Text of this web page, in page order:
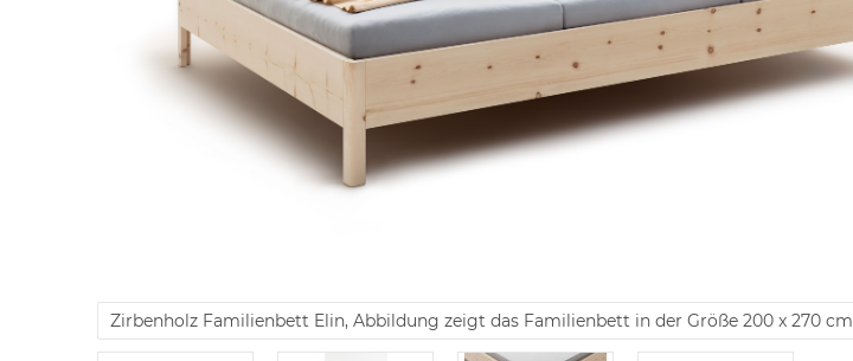
Zirbenholz Familienbett Elin, Abbildung zeigt das Familienbett in der Größe 200 x 270 cm